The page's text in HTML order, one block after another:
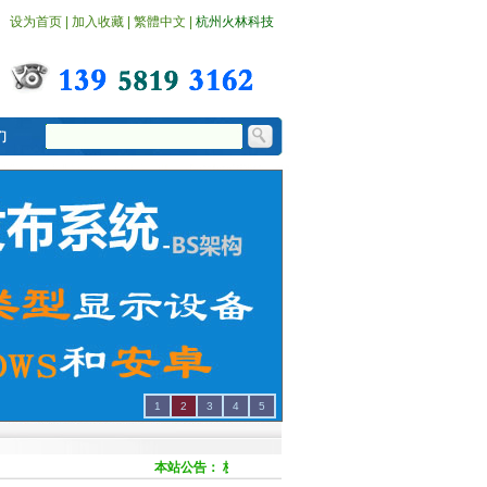
设为首页 加入收藏 繁體中文 杭州火林科技
1 2 3 4 5
本站公告： 杭州火林科技有限公司提供新广告机播放盒